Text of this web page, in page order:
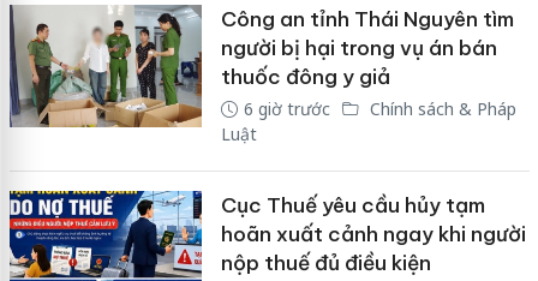
Công an tỉnh Thái Nguyên tìm
người bị hại trong vụ án bán
thuốc đông y giả
6 giờ trước
Chính sách & Pháp
Luật
Cục Thuế yêu cầu hủy tạm
hoãn xuất cảnh ngay khi người
nộp thuế đủ điều kiện